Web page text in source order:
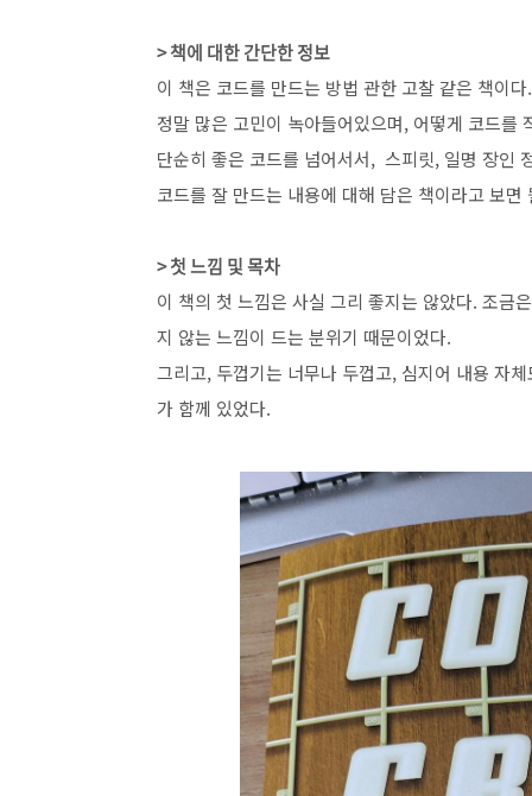
> 책에 대한 간단한 정보
이 책은 코드를 만드는 방법 관한 고찰 같은 책이다.
정말 많은 고민이 녹아들어있으며, 어떻게 코드를
단순히 좋은 코드를 넘어서서, 스피릿, 일명 장인
코드를 잘 만드는 내용에 대해 담은 책이라고 보면
> 첫 느낌 및 목차
이 책의 첫 느낌은 사실 그리 좋지는 않았다. 조금
지 않는 느낌이 드는 분위기 때문이었다.
그리고, 두껍기는 너무나 두껍고, 심지어 내용 자
가 함께 있었다.